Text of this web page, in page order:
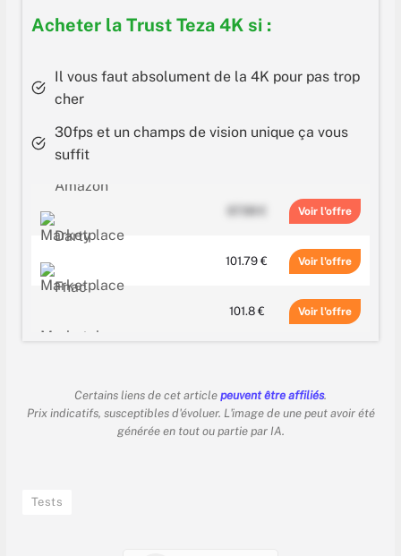
Acheter la Trust Teza 4K si :
Il vous faut absolument de la 4K pour pas trop
cher
30fps et un champs de vision unique ça vous
suffit
87.98 € Voir
101.79 € Voir
101.8 € Voir
Certains liens de cet article peuvent être affiliés.
Prix indicatifs, susceptibles d'évoluer. L'image de une peut avoir été
générée en tout ou partie par IA.
Tests